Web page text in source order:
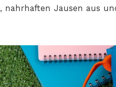
nahrhaften Jausen aus